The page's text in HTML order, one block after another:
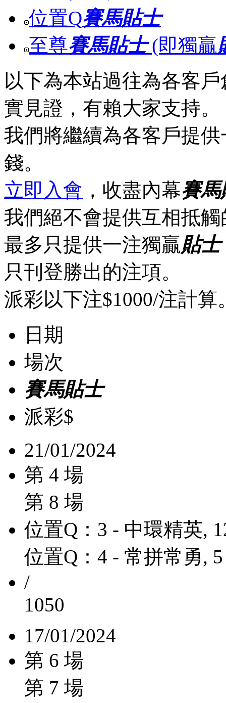
位置Q賽馬貼士
至尊賽馬貼士(即獨贏
以下為本站過往為各客
實見證，有賴大家支持。
我們將繼續為各客戶提
錢。
立即入會 ，收盡內幕賽
我們絕不會提供互相抵觸
最多只提供一注獨贏貼士
只刊登勝出的注項。
派彩以下注$1000/注計算
日期
場次
賽馬貼士
派彩$
21/01/2024
第 4 場
第 8 場
位置Q：3 - 中環精英,
位置Q：4 - 常拼常勇,
/
1050
17/01/2024
第 6 場
第 7 場